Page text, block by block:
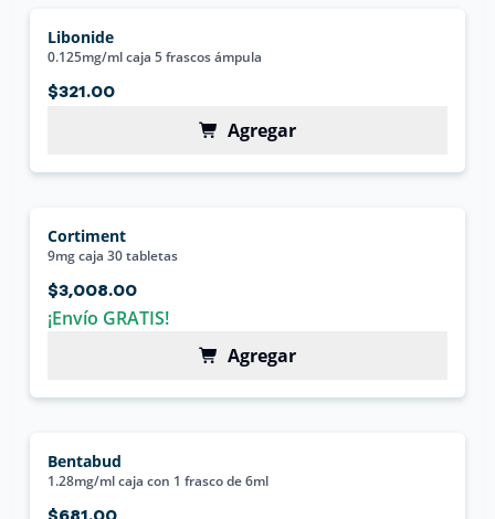
Libonide
0.125mg/ml caja 5 frascos ámpula
$321.00
Agregar
Cortiment
9mg caja 30 tabletas
$3,008.00
¡Envío GRATIS!
Agregar
Bentabud
1.28mg/ml caja con 1 frasco de 6ml